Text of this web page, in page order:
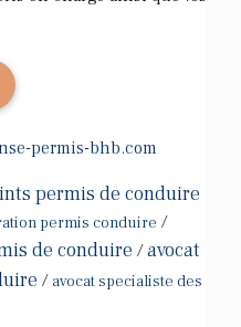
permis-bhb.com
permis de conduire
permis conduire /
de conduire /avocat
/ avocat specialiste des